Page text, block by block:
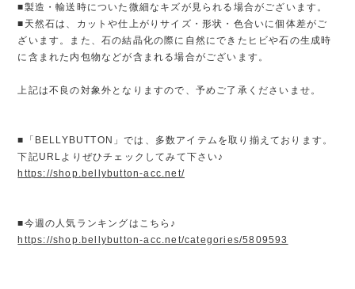
■製造・輸送時についた微細なキズが見られる場合がございます。
■天然石は、カットや仕上がりサイズ・形状・色合いに個体差がご
ざいます。また、石の結晶化の際に自然にできたヒビや石の生成時
に含まれた内包物などが含まれる場合がございます。
上記は不良の対象外となりますので、予めご了承くださいませ。
■「BELLYBUTTON」では、多数アイテムを取り揃えております。
下記URLよりぜひチェックしてみて下さい♪
https://shop.bellybutton-acc.net/
■今週の人気ランキングはこちら♪
https://shop.bellybutton-acc.net/categories/5809593